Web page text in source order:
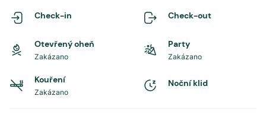
Check-in Check-out
Otevřený oheň
Zakázano
Party
Zakázano
Kouření
Zakázano
Noční klid